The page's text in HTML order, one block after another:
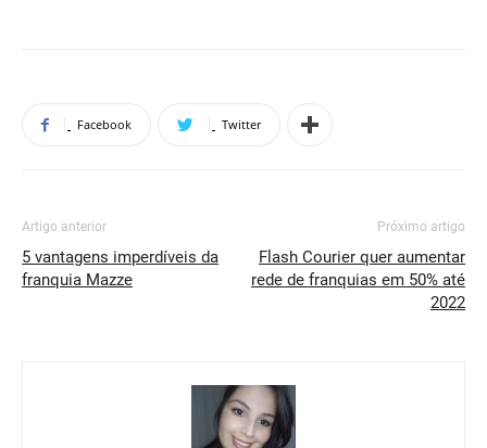
Facebook Twitter
Artigo anterior
5 vantagens imperdíveis da
franquia Mazze
Próximo artigo
Flash Courier quer aumentar
rede de franquias em 50% até
2022